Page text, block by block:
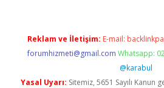
Reklam ve İletişim: E-mail:
forumhizmeti@gmail.com Whatsapp:
@karabul
Yasal Uyarı: Sitemiz, 5651 Sayılı